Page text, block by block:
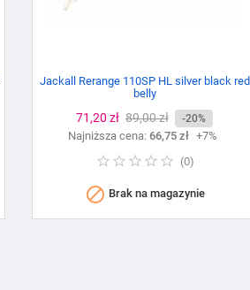
Jackall Rerange 110SP HL silver black red
belly
Cena
71,20 zł Cena
podstawowa
89,00 zł -20%
Najniższa cena: 66,75 zł +7%
(0)
 Brak na magazynie